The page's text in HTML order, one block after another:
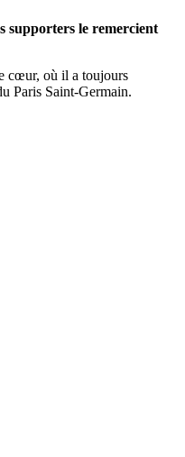
supporters le remercient
cœur, où il a toujours
Paris Saint-Germain.